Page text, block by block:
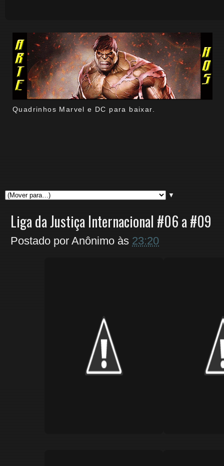
Quadrinhos Marvel e DC para baixar.
▼
Liga da Justiça Internacional #06 a #09
Postado por Anônimo às 23:20